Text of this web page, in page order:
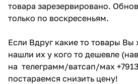
товара зарезервировано.
только по воскресеньям.
Если Вдруг какие то товары Вы
нашли их у кого то дешевле
на телеграмм/ватсап/мах
постараемся снизить цену!